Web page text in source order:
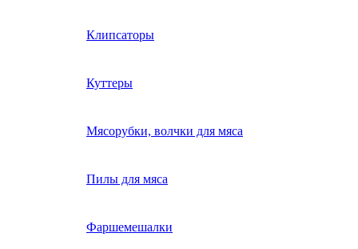
Клипсаторы
Куттеры
Мясорубки, волчки для мяса
Пилы для мяса
Фаршемешалки